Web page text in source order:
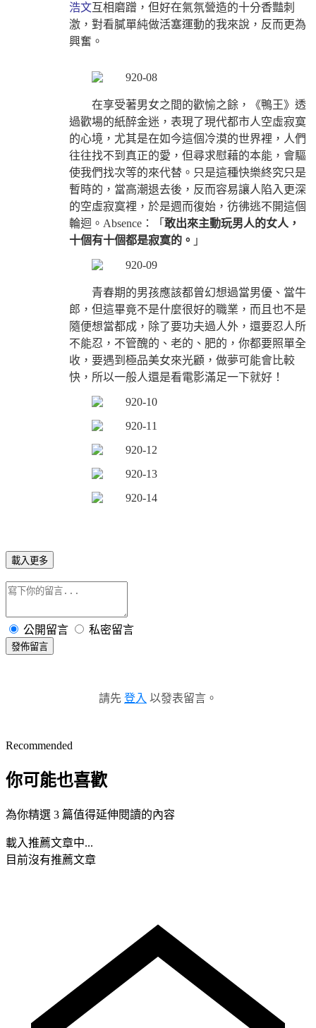
浩文互相磨蹭，但好在氣氛營造的十分香豔刺
激，對看膩單純做活塞運動的我來說，反而更為
興奮。
在享受著男女之間的歡愉之餘，《鴨王》透
過歡場的紙醉金迷，表現了現代都市人空虛寂寞
的心境，尤其是在如今這個冷漠的世界裡，人們
往往找不到真正的愛，但尋求慰藉的本能，會驅
使我們找次等的來代替。只是這種快樂終究只是
暫時的，當高潮退去後，反而容易讓人陷入更深
的空虛寂寞裡，於是週而復始，彷彿逃不開這個
輪迴。Absence：「 敢出來主動玩男人的女人，
十個有十個都是寂寞的。 」
青春期的男孩應該都曾幻想過當男優、當牛
郎，但這畢竟不是什麼很好的職業，而且也不是
隨便想當都成，除了要功夫過人外，還要忍人所
不能忍，不管醜的、老的、肥的，你都要照單全
收，要遇到極品美女來光顧，做夢可能會比較
快，所以一般人還是看電影滿足一下就好！
載入更多
公開留言 私密留言
發佈留言
請先 登入 以發表留言。
Recommended
你可能也喜歡
為你精選 3 篇值得延伸閱讀的內容
載入推薦文章中...
目前沒有推薦文章